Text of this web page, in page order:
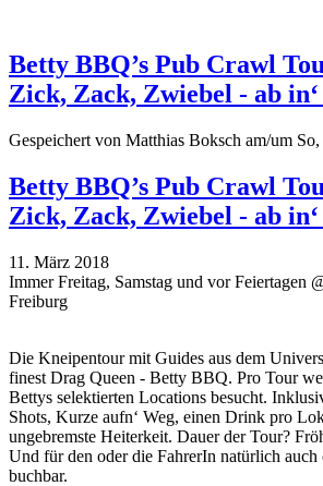
Betty BBQ’s Pub Crawl
Zick, Zack, Zwiebel - ab
Gespeichert von Matthias Boksch am/um
Betty BBQ’s Pub Crawl
Zick, Zack, Zwiebel - ab
11. März 2018
Immer Freitag, Samstag und vor Feiertagen
Freiburg
Die Kneipentour mit Guides aus dem
finest Drag Queen - Betty BBQ. Pro Tour
Bettys selektierten Locations besucht.
Shots, Kurze aufn‘ Weg, einen Drink pro
ungebremste Heiterkeit. Dauer der Tour?
Und für den oder die FahrerIn natürlich auch
buchbar.